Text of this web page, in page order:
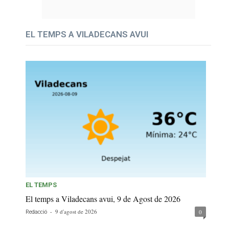
EL TEMPS A VILADECANS AVUI
EL TEMPS
El temps a Viladecans avui, 9 de Agost de 2026
Redacció - 9 d'agost de 2026 0